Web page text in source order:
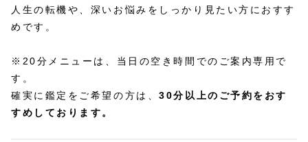
人生の転機や、深いお悩みをしっかり見たい方におすす
めです。
※20分メニューは、当日の空き時間でのご案内専用で
す。
確実に鑑定をご希望の方は、30分以上のご予約をおす
すめしております。